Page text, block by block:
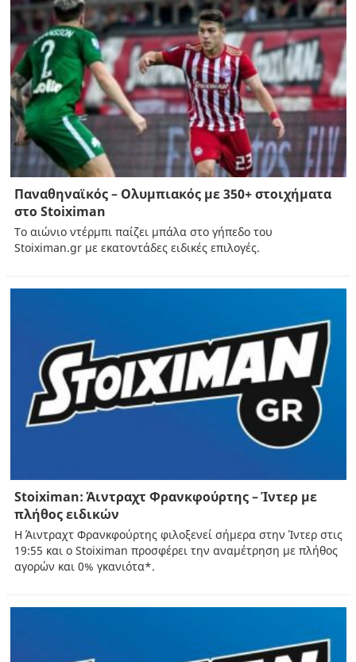
Παναθηναϊκός – Ολυμπιακός με 350+ στοιχήματα
στο Stoiximan
To αιώνιο ντέρμπι παίζει μπάλα στο γήπεδο του
Stoiximan.gr με εκατοντάδες ειδικές επιλογές.
Stoiximan: Άιντραχτ Φρανκφούρτης – Ίντερ με
πλήθος ειδικών
Η Άιντραχτ Φρανκφούρτης φιλοξενεί σήμερα στην Ίντερ στις
19:55 και ο Stoiximan προσφέρει την αναμέτρηση με πλήθος
αγορών και 0% γκανιότα*.